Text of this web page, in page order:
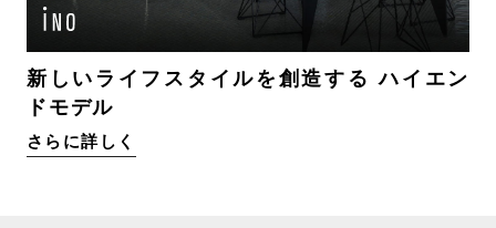
新しいライフスタイルを創造する ハイエン
ドモデル
さらに詳しく